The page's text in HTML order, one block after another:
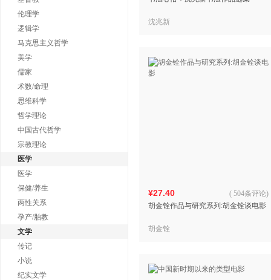
伦理学
逻辑学
马克思主义哲学
美学
儒家
术数/命理
思维科学
哲学理论
中国古代哲学
宗教理论
医学
医学
保健/养生
两性关系
孕产/胎教
文学
传记
小说
纪实文学
沈兆新
¥27.40
胡金铨作品与研究系列:胡金铨谈电影
( 504条评论)
胡金铨